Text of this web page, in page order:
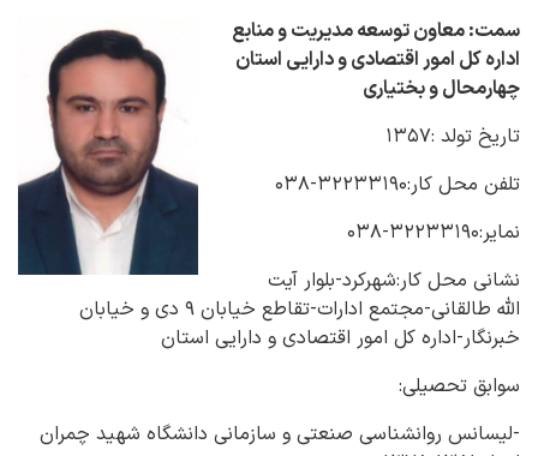
سمت: معاون توسعه مدیریت و منابع
اداره کل امور اقتصادی و دارایی استان
چهارمحال و بختیاری
تاریخ تولد :۱۳۵۷
تلفن محل کار:۳۲۲۳۳۱۹۰-۰۳۸
نمایر:۳۲۲۳۳۱۹۰-۰۳۸
نشانی محل کار:شهرکرد-بلوار آیت
الله طالقانی-مجتمع ادارات-تقاطع خیابان ۹ دی و خیابان
خبرنگار-اداره کل امور اقتصادی و دارایی استان
سوابق تحصیلی:
-لیسانس روانشناسی صنعتی و سازمانی دانشگاه شهید چمران